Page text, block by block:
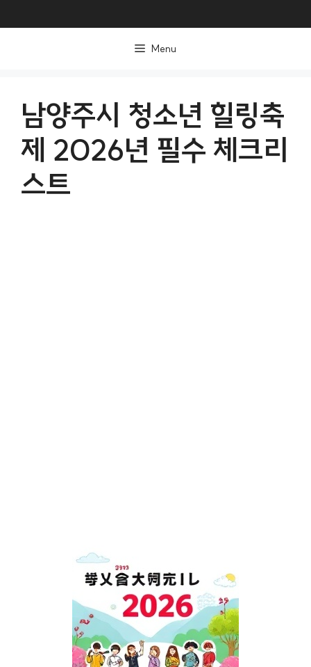
Menu
남양주시 청소년 힐링축
제 2026년 필수 체크리
스트